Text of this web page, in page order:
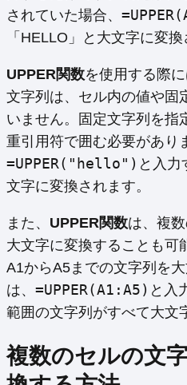
されていた場合、
「HELLO」と大文字に変換
UPPER関数を使用する際
文字列は、セル内の値や固
いません。固定文字列を指
重引用符で囲む必要があり
=UPPER("hello") と入力
文字に変換されます。
また、 UPPER関数は、複
大文字に変換することも可
A1からA5までの文字列を
は、 =UPPER(A1:A5) と入
範囲の文字列がすべて大文
複数のセルの文